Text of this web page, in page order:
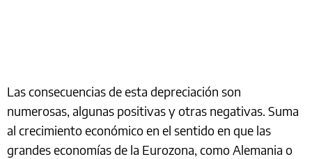
Las consecuencias de esta depreciación son
numerosas, algunas positivas y otras negativas. Suma
al crecimiento económico en el sentido en que las
grandes economías de la Eurozona, como Alemania o